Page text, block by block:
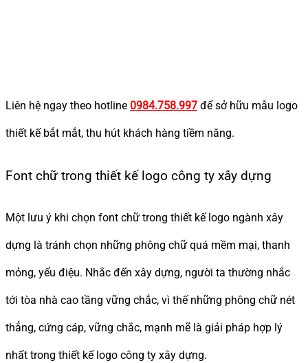
Liên hệ ngay theo hotline 0984.758.997 để sở hữu mẫu logo
thiết kế bắt mắt, thu hút khách hàng tiềm năng.
Font chữ trong thiết kế logo công ty xây dựng
Một lưu ý khi chọn font chữ trong thiết kế logo ngành xây
dựng là tránh chọn những phông chữ quá mềm mại, thanh
mỏng, yểu điệu. Nhắc đến xây dựng, người ta thường nhắc
tới tòa nhà cao tầng vững chắc, vì thế những phông chữ nét
thẳng, cứng cáp, vững chắc, mạnh mẽ là giải pháp hợp lý
nhất trong thiết kế logo công ty xây dựng.